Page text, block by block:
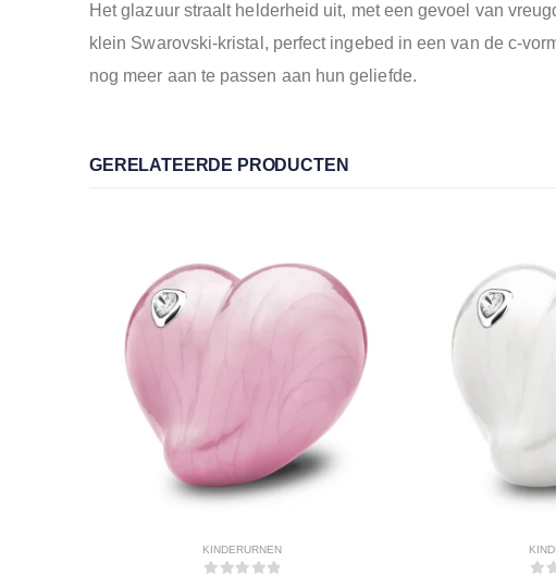
Het glazuur straalt helderheid uit, met een gevoel van
klein Swarovski-kristal, perfect ingebed in een van de c-
nog meer aan te passen aan hun geliefde.
GERELATEERDE PRODUCTEN
KINDERURNEN